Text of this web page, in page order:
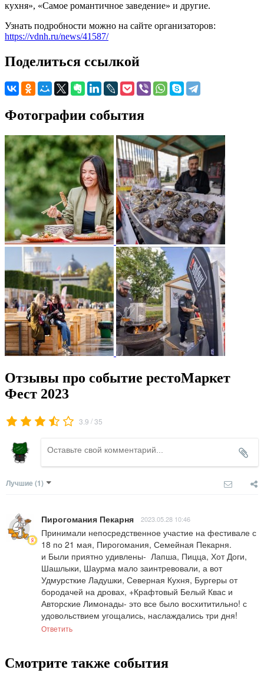
кухня», «Самое романтичное заведение» и другие.
Узнать подробности можно на сайте организаторов:
https://vdnh.ru/news/41587/
Поделиться ссылкой
Фотографии события
Отзывы про событие рестоМаркет
Фест 2023
3.9 /35
Лучшие (1)
Пирогомания Пекарня 2023.05.28 10:46
Принимали непосредственное участие на фестивале с
18 по 21 мая, Пирогомания, Семейная Пекарня.
и Были приятно удивлены-  Лапша, Пицца, Хот Доги,
Шашлыки, Шаурма мало заинтревовали, а вот
Удмурсткие Ладушки, Северная Кухня, Бургеры от
бородачей на дровах, +Крафтовый Белый Квас и
Авторские Лимонады- это все было восхититильно! с
удовольствием угощались, наслаждались три дня!
Ответить
Смотрите также события